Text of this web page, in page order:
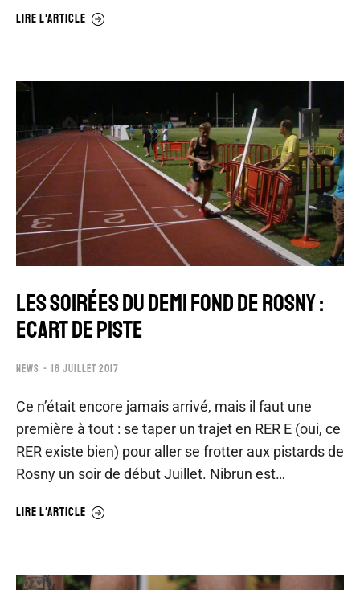
LIRE L'ARTICLE
LES SOIRÉES DU DEMI FOND DE ROSNY :
ECART DE PISTE
NEWS 16 JUILLET 2017
Ce n’était encore jamais arrivé, mais il faut une
première à tout : se taper un trajet en RER E (oui, ce
RER existe bien) pour aller se frotter aux pistards de
Rosny un soir de début Juillet. Nibrun est…
LIRE L'ARTICLE